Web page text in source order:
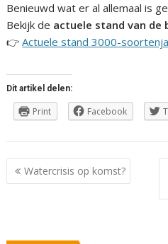
Benieuwd wat er al allemaal is
Bekijk de actuele stand van de
👉Actuele stand 3000-
Dit artikel delen:
Print Facebook
Berichtnavigatie
Watercrisis op komst?